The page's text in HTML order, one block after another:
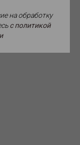
на обработку
c политикой